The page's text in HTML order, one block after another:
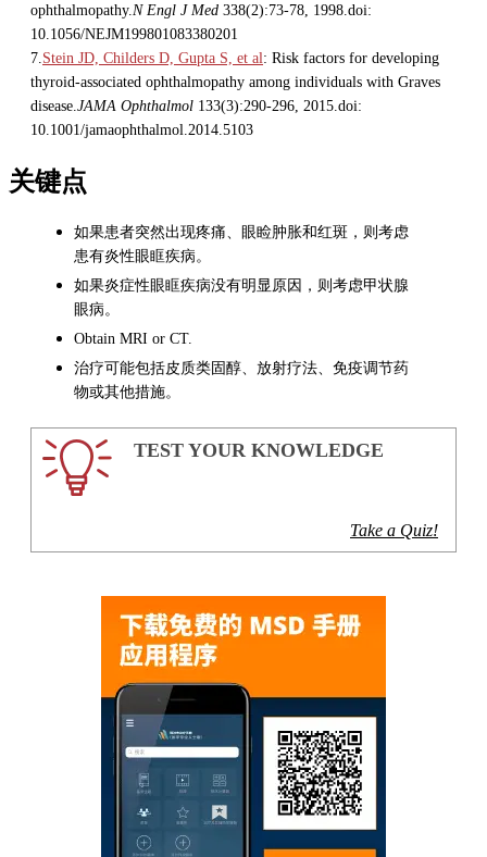
ophthalmopathy.N Engl J Med 338(2):73-78, 1998.doi:
10.1056/NEJM199801083380201
7.Stein JD, Childers D, Gupta S, et al: Risk factors for developing
thyroid-associated ophthalmopathy among individuals with Graves
disease.JAMA Ophthalmol 133(3):290-296, 2015.doi:
10.1001/jamaophthalmol.2014.5103
关键点
如果患者突然出现疼痛、眼睑肿胀和红斑，则考虑
患有炎性眼眶疾病。
如果炎症性眼眶疾病没有明显原因，则考虑甲状腺
眼病。
Obtain MRI or CT.
治疗可能包括皮质类固醇、放射疗法、免疫调节药
物或其他措施。
TEST YOUR KNOWLEDGE
Take a Quiz!